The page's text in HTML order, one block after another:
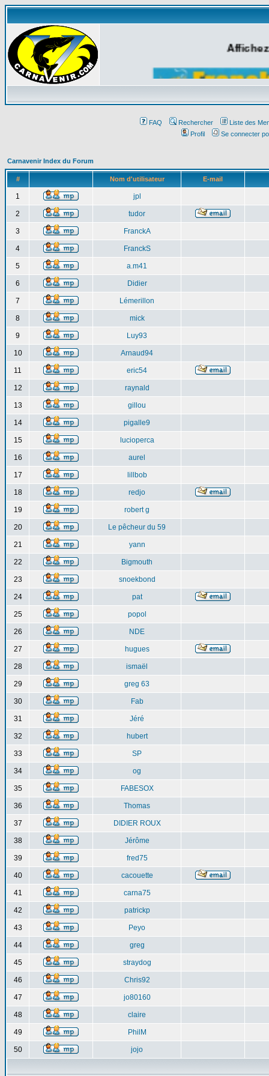
FAQ Rechercher
Liste des
Profil
Se connecter
Carnavenir Index du Forum
# Nom d'utilisateur E-mail
1 jpl
2 tudor
3 FranckA
4 FranckS
5 a.m41
6 Didier
7 Lémerillon
8 mick
9 Luy93
10 Arnaud94
11 eric54
12 raynald
13 gillou
14 pigalle9
15 lucioperca
16 aurel
17 lillbob
18 redjo
19 robert g
20 Le pêcheur du 59
21 yann
22 Bigmouth
23 snoekbond
24 pat
25 popol
26 NDE
27 hugues
28 ismaël
29 greg 63
30 Fab
31 Jéré
32 hubert
33 SP
34 og
35 FABESOX
36 Thomas
37 DIDIER ROUX
38 Jérôme
39 fred75
40 cacouette
41 carna75
42 patrickp
43 Peyo
44 greg
45 straydog
46 Chris92
47 jo80160
48 claire
49 PhilM
50 jojo